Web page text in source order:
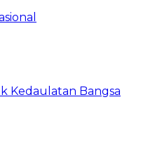
Kedaulatan Bangsa